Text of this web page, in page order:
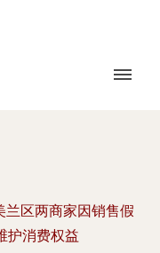
兰区两商家因销售假
护消费权益